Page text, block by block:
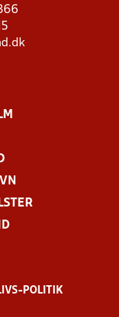
POLITIK